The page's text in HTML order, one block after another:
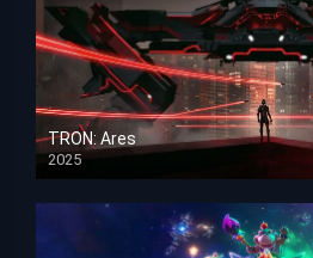
TRON: Ares
2025
HD 1080p